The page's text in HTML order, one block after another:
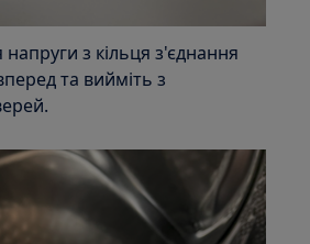
напруги з кільця з'єднання
та вийміть з